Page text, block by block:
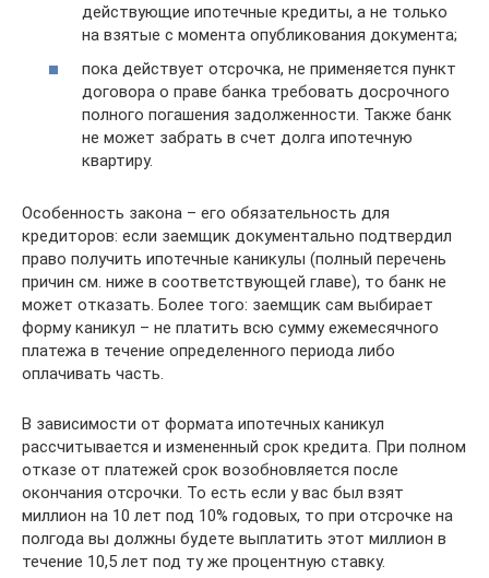
действующие ипотечные кредиты, а не только
на взятые с момента опубликования документа;
пока действует отсрочка, не применяется пункт
договора о праве банка требовать досрочного
полного погашения задолженности. Также банк
не может забрать в счет долга ипотечную
квартиру.
Особенность закона – его обязательность для
кредиторов: если заемщик документально подтвердил
право получить ипотечные каникулы (полный перечень
причин см. ниже в соответствующей главе), то банк не
может отказать. Более того: заемщик сам выбирает
форму каникул – не платить всю сумму ежемесячного
платежа в течение определенного периода либо
оплачивать часть.
В зависимости от формата ипотечных каникул
рассчитывается и измененный срок кредита. При полном
отказе от платежей срок возобновляется после
окончания отсрочки. То есть если у вас был взят
миллион на 10 лет под 10% годовых, то при отсрочке на
полгода вы должны будете выплатить этот миллион в
течение 10,5 лет под ту же процентную ставку.